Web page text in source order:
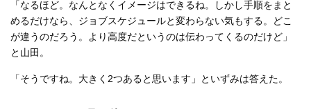
「なるほど。なんとなくイメージはできるね。しかし手順をまと
めるだけなら、ジョブスケジュールと変わらない気もする。どこ
が違うのだろう。より高度だというのは伝わってくるのだけど」
と山田。
「そうですね。大きく2つあると思います」といずみは答えた。